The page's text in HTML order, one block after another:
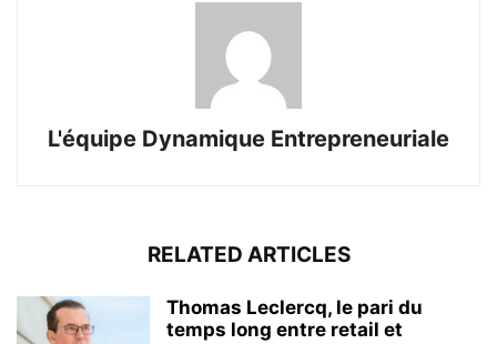
L'équipe Dynamique Entrepreneuriale
RELATED ARTICLES
Thomas Leclercq, le pari du
temps long entre retail et